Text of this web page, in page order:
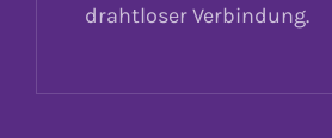
drahtloser Verbindung.